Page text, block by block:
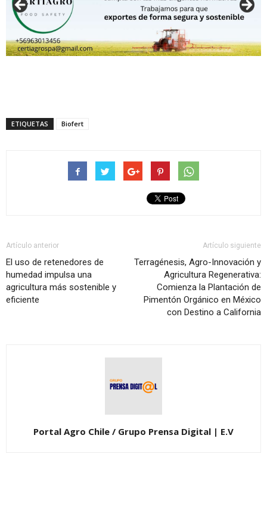
ETIQUETAS Biofert
Artículo anterior
El uso de retenedores de
humedad impulsa una
agricultura más sostenible y
eficiente
Artículo siguiente
Terragénesis, Agro-Innovación y
Agricultura Regenerativa:
Comienza la Plantación de
Pimentón Orgánico en México
con Destino a California
Portal Agro Chile / Grupo Prensa Digital | E.V